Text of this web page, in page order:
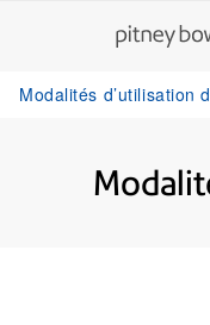
Modalités d’utilisation